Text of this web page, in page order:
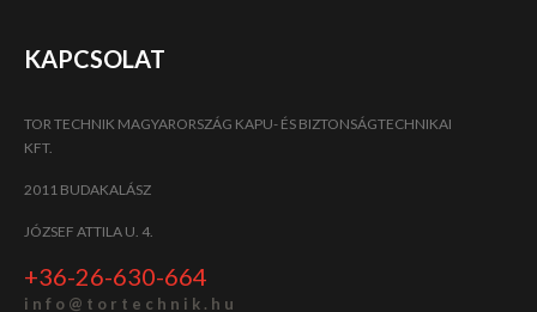
KAPCSOLAT
TOR TECHNIK MAGYARORSZÁG KAPU- ÉS BIZTONSÁGTECHNIKAI
KFT.
2011 BUDAKALÁSZ
JÓZSEF ATTILA U. 4.
+36-26-630-664
i n f o @ t o r t e c h n i k . h u